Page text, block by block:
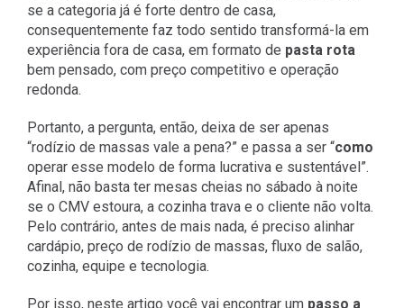
se a categoria já é forte dentro de casa,
consequentemente faz todo sentido transformá-la em
experiência fora de casa, em formato de pasta rota
bem pensado, com preço competitivo e operação
redonda.
Portanto, a pergunta, então, deixa de ser apenas
“rodízio de massas vale a pena?” e passa a ser “como
operar esse modelo de forma lucrativa e sustentável”.
Afinal, não basta ter mesas cheias no sábado à noite
se o CMV estoura, a cozinha trava e o cliente não volta.
Pelo contrário, antes de mais nada, é preciso alinhar
cardápio, preço de rodízio de massas, fluxo de salão,
cozinha, equipe e tecnologia.
Por isso, neste artigo você vai encontrar um passo a